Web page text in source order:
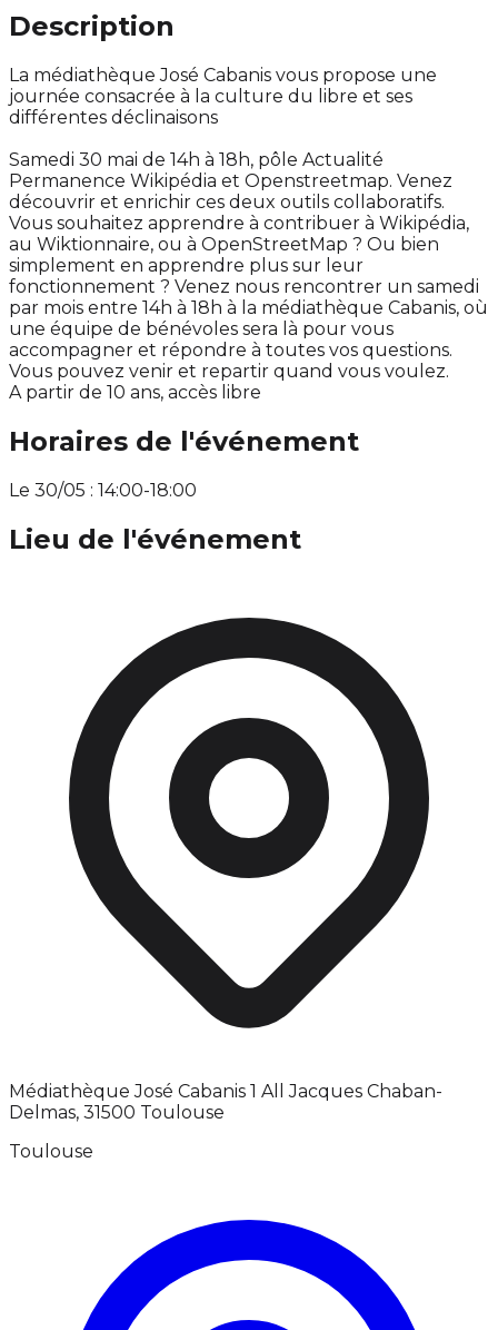
Description
La médiathèque José Cabanis vous propose une
journée consacrée à la culture du libre et ses
différentes déclinaisons
Samedi 30 mai de 14h à 18h, pôle Actualité
Permanence Wikipédia et Openstreetmap. Venez
découvrir et enrichir ces deux outils collaboratifs.
Vous souhaitez apprendre à contribuer à Wikipédia,
au Wiktionnaire, ou à OpenStreetMap ? Ou bien
simplement en apprendre plus sur leur
fonctionnement ? Venez nous rencontrer un samedi
par mois entre 14h à 18h à la médiathèque Cabanis, où
une équipe de bénévoles sera là pour vous
accompagner et répondre à toutes vos questions.
Vous pouvez venir et repartir quand vous voulez.
A partir de 10 ans, accès libre
Horaires de l'événement
Le 30/05 : 14:00-18:00
Lieu de l'événement
Médiathèque José Cabanis 1 All Jacques Chaban-
Delmas, 31500 Toulouse
Toulouse